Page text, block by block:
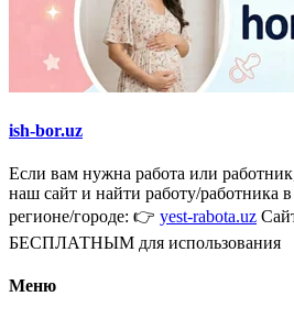
ish-bor.uz
Если вам нужна работа или
наш сайт и найти работу/работника
регионе/городе: 👉 yest-rabota.uz
БЕСПЛАТНЫМ для использования
Меню